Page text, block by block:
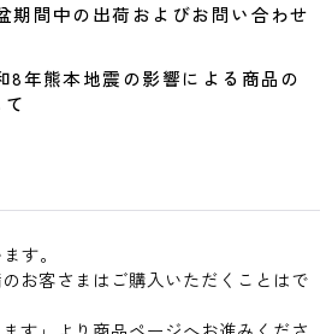
間中の出荷およびお問い合わせ
熊本地震の影響による商品の
す。
お客さまはご購入いただくことはで